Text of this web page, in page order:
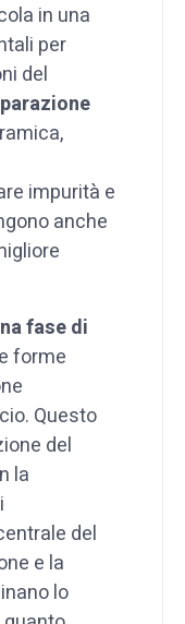
in una
per
del
impurità e
anche
fase di
forme
Questo
del
la
del
e la
lo